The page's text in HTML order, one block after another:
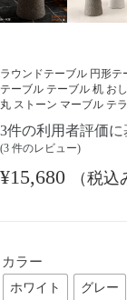
ラウンドテーブル 円形テ
テーブル テーブル 机 お
丸 ストーン マーブル テ
3件の利用者評価に
(3 件のレビュー)
¥15,680 （税込
カラー
ホワイト グレー